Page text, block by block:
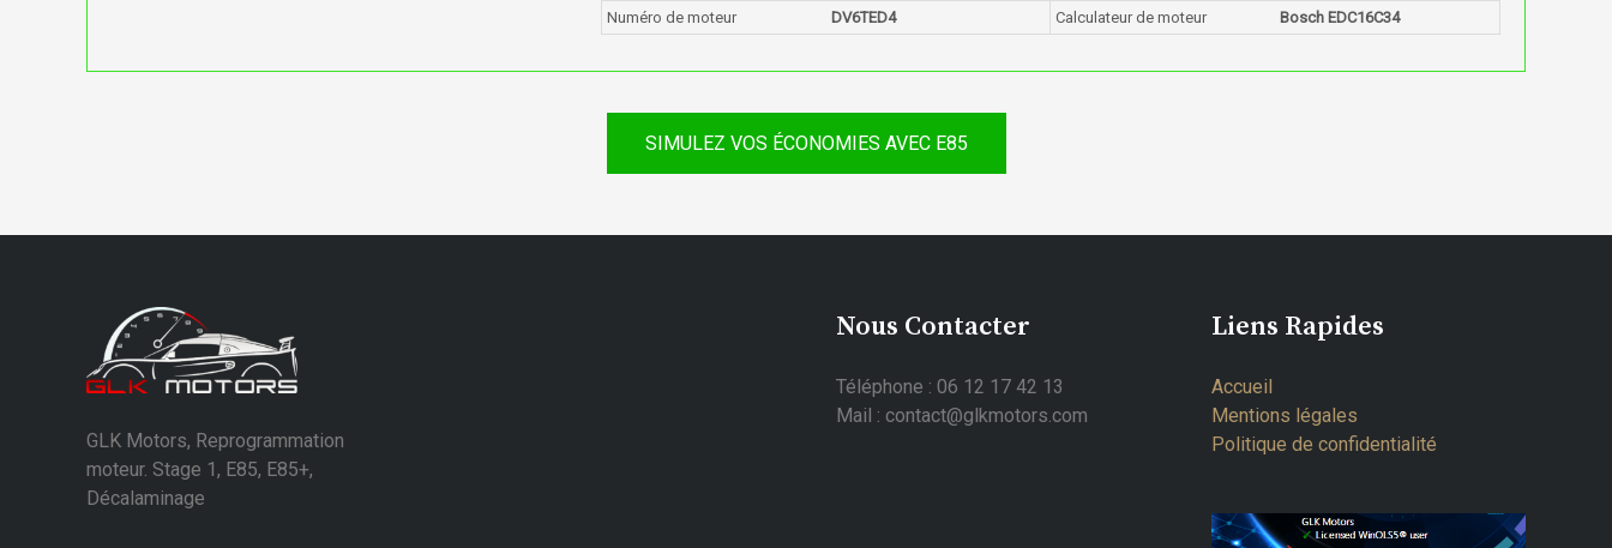
Numéro de moteur
DV6TED4 Calculateur de moteur Bosch EDC16C34
SIMULEZ VOS ÉCONOMIES AVEC E85
GLK Motors, Reprogrammation
moteur. Stage 1, E85, E85+,
Décalaminage
Nous Contacter
Téléphone : 06 12 17 42 13
Mail : contact@glkmotors.com
Liens Rapides
Accueil
Mentions légales
Politique de confidentialité